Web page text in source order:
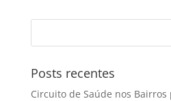
Posts recentes
Circuito de Saúde nos Bairros